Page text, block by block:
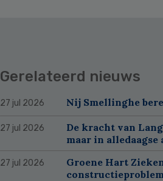
Gerelateerd nieuws
27 jul 2026 Nij Smellinghe
27 jul 2026
De kracht van
maar in
27 jul 2026
Groene Hart